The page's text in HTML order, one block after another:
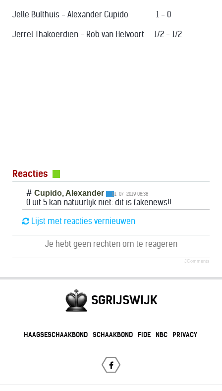
Jelle Bulthuis - Alexander Cupido 1 - 0
Jerrel Thakoerdien - Rob van Helvoort 1/2 - 1/2
Reacties
# Cupido, Alexander 01-07-2019 08:38
0 uit 5 kan natuurlijk niet: dit is fakenews!!
Lijst met reacties vernieuwen
Je hebt geen rechten om te reageren
JComments
SGRIJSWIJK
HAAGSESCHAAKBOND SCHAAKBOND FIDE NBC PRIVACY